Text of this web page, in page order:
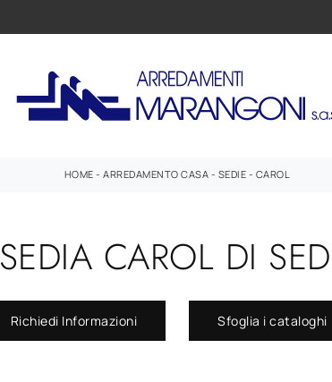
HOME -ARREDAMENTO CASA - SEDIE - CAROL
SEDIA CAROL DI
Richiedi Informazioni Sfoglia i cataloghi